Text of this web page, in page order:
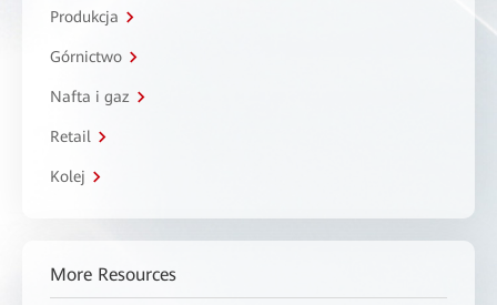
Produkcja
Górnictwo
Nafta i gaz
Retail
Kolej
More Resources